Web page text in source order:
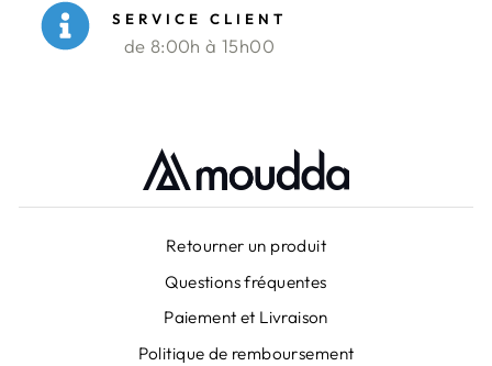
SERVICE CLIENT
de 8:00h à 15h00
Retourner un produit
Questions fréquentes
Paiement et Livraison
Politique de remboursement